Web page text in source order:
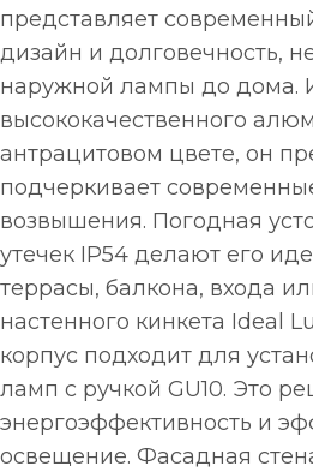
представляет
дизайн и долговечность,
наружной лампы до дома.
высококачественного
антрацитовом цвете, он
подчеркивает
возвышения. Погодная
утечек IP54 делают его
террасы, балкона, входа
настенного кинкета Ideal
корпус подходит для
ламп с ручкой GU10. Это
энергоэффективность и
освещение. Фасадная